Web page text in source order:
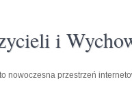
i
to nowoczesna przestrzeń